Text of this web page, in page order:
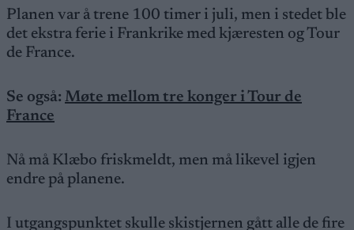
Planen var å trene 100 timer i juli, men i stedet ble
det ekstra ferie i Frankrike med kjæresten og Tour
de France.
Se også: Møte mellom tre konger i Tour de
France
Nå må Klæbo friskmeldt, men må likevel igjen
endre på planene.
I utgangspunktet skulle skistjernen gått alle de fire